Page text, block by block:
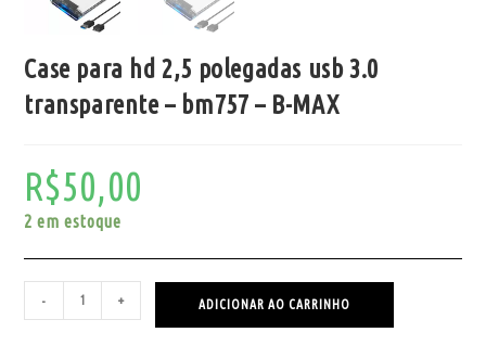
Case para hd 2,5 polegadas usb 3.0
transparente – bm757 – B-MAX
R$50,00
2 em estoque
- + ADICIONAR AO CARRINHO